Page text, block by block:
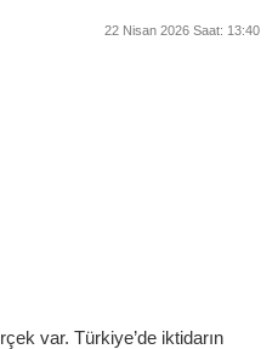
22 Nisan 2026 Saat: 13:40
var. Türkiye’de iktidarın